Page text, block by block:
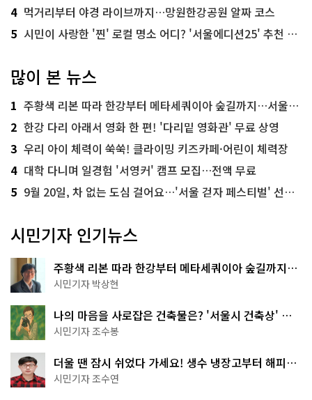
4 먹거리부터 야경 라이브까지…망원한강공원 알짜 코스
5 시민이 사랑한 '찐' 로컬 명소 어디? '서울에디션25' 추천 코스
많이 본 뉴스
1 주황색 리본 따라 한강부터 메타세쿼이아 숲길까지…서울둘레길 15코스
2 한강 다리 아래서 영화 한 편! '다리밑 영화관' 무료 상영
3 우리 아이 체력이 쑥쑥! 클라이밍 키즈카페·어린이 체력장
4 대학 다니며 일경험 '서영커' 캠프 모집…전액 무료
5 9월 20일, 차 없는 도심 걸어요…'서울 걷자 페스티벌' 선착순 5천명
시민기자 인기뉴스
주황색 리본 따라 한강부터 메타세쿼이아 숲길까지…
서울둘레길 15코스
시민기자 박상현
나의 마음을 사로잡은 건축물은? '서울시 건축상' 수
상작 공개!
시민기자 조수봉
더울 땐 잠시 쉬었다 가세요! 생수 냉장고부터 해피소
·무더위쉼터까지
시민기자 조수연